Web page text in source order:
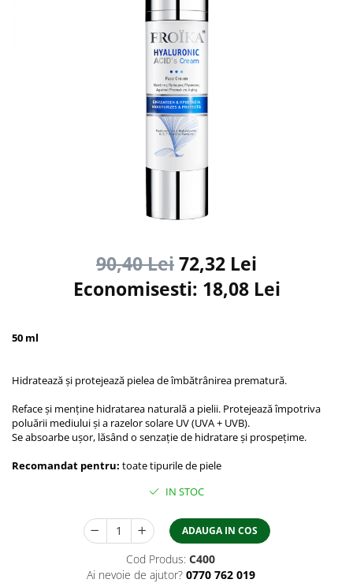
90,40 Lei72,32 Lei
Economisesti: 18,08 Lei
50 ml
Hidratează și protejează pielea de îmbătrânirea prematură.
Reface și menține hidratarea naturală a pielii. Protejează împotriva
poluării mediului și a razelor solare UV (UVA + UVB).
Se absoarbe ușor, lăsând o senzație de hidratare și prospețime.
Recomandat pentru: toate tipurile de piele
IN STOC
ADAUGA IN COS
Cod Produs: C400
Ai nevoie de ajutor? 0770 762 019